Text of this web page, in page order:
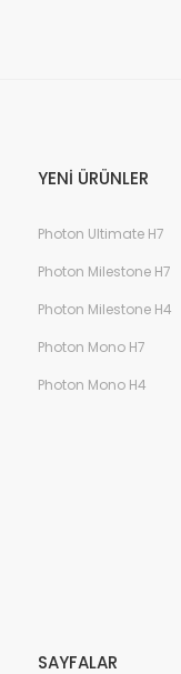
YENİ ÜRÜNLER
Photon Ultimate H7
Photon Milestone H7
Photon Milestone H4
Photon Mono H7
Photon Mono H4
SAYFALAR